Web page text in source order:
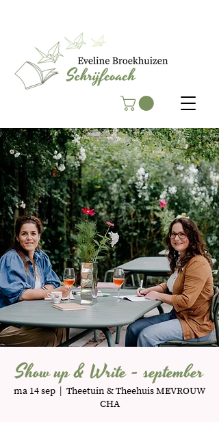
Show up & Write - september
ma 14 sep
Theetuin & Theehuis MEVROUW
CHA